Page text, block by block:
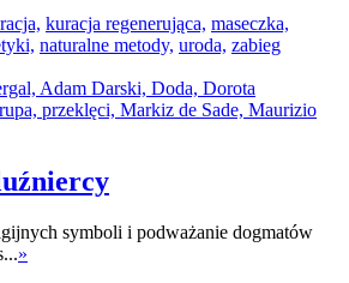
kuracja regenerująca, maseczka,
naturalne metody, uroda, zabieg
symboli i podważanie dogmatów
»